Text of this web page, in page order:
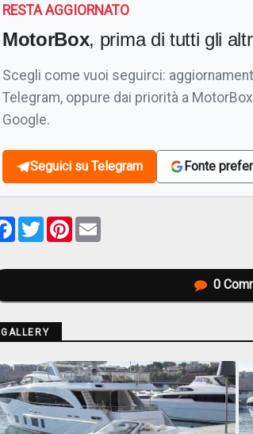
RESTA AGGIORNATO
MotorBox, prima di tutti gli
Scegli come vuoi seguirci:
Telegram, oppure dai priorità a
Google.
Seguici su Telegram Fonte
Facebook
TwitterPinterest
0
GALLERY